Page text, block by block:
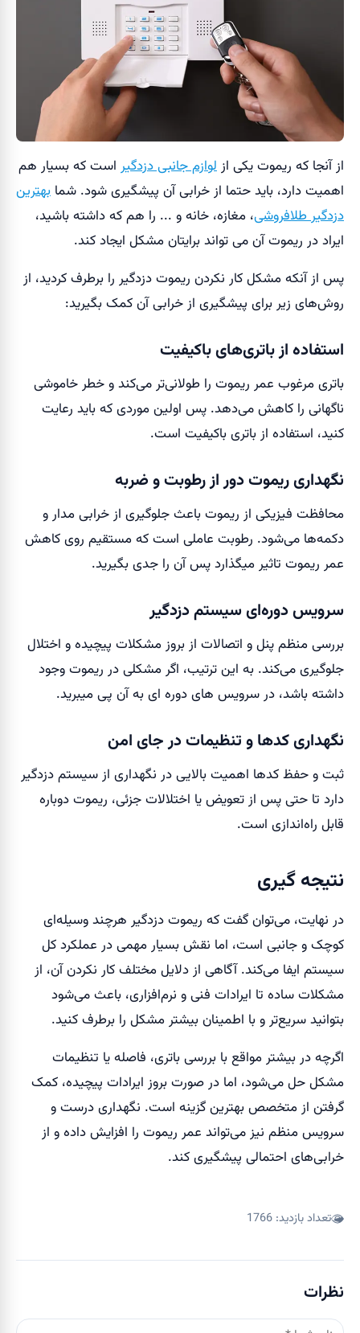
از آنجا که ریموت یکی از لوازم جانبی دزدگیر است که بسیار هم
اهمیت دارد، باید حتما از خرابی آن پیشگیری شود. شما بهترین
دزدگیر طلافروشی، مغازه، خانه و ... را هم که داشته باشید،
ایراد در ریموت آن می تواند برایتان مشکل ایجاد کند.
پس از آنکه مشکل کار نکردن ریموت دزدگیر را برطرف کردید، از
روش‌های زیر برای پیشگیری از خرابی آن کمک بگیرید:
استفاده از باتری‌های باکیفیت
باتری مرغوب عمر ریموت را طولانی‌تر می‌کند و خطر خاموشی
ناگهانی را کاهش می‌دهد. پس اولین موردی که باید رعایت
کنید، استفاده از باتری باکیفیت است.
نگهداری ریموت دور از رطوبت و ضربه
محافظت فیزیکی از ریموت باعث جلوگیری از خرابی مدار و
دکمه‌ها می‌شود. رطوبت عاملی است که مستقیم روی کاهش
عمر ریموت تاثیر میگذارد پس آن را جدی بگیرید.
سرویس دوره‌ای سیستم دزدگیر
بررسی منظم پنل و اتصالات از بروز مشکلات پیچیده و اختلال
جلوگیری می‌کند. به این ترتیب، اگر مشکلی در ریموت وجود
داشته باشد، در سرویس های دوره ای به آن پی میبرید.
نگهداری کدها و تنظیمات در جای امن
ثبت و حفظ کدها اهمیت بالایی در نگهداری از سیستم دزدگیر
دارد تا حتی پس از تعویض یا اختلالات جزئی، ریموت دوباره
قابل راه‌اندازی است.
نتیجه گیری
در نهایت، می‌توان گفت که ریموت دزدگیر هرچند وسیله‌ای
کوچک و جانبی است، اما نقش بسیار مهمی در عملکرد کل
سیستم ایفا می‌کند. آگاهی از دلایل مختلف کار نکردن آن، از
مشکلات ساده تا ایرادات فنی و نرم‌افزاری، باعث می‌شود
بتوانید سریع‌تر و با اطمینان بیشتر مشکل را برطرف کنید.
اگرچه در بیشتر مواقع با بررسی باتری، فاصله یا تنظیمات
مشکل حل می‌شود، اما در صورت بروز ایرادات پیچیده، کمک
گرفتن از متخصص بهترین گزینه است. نگهداری درست و
سرویس منظم نیز می‌تواند عمر ریموت را افزایش داده و از
خرابی‌های احتمالی پیشگیری کند.
تعداد بازدید: 1766
نظرات